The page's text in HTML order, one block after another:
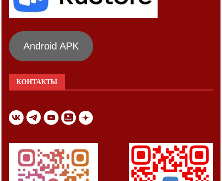
Android APK
КОНТАКТЫ